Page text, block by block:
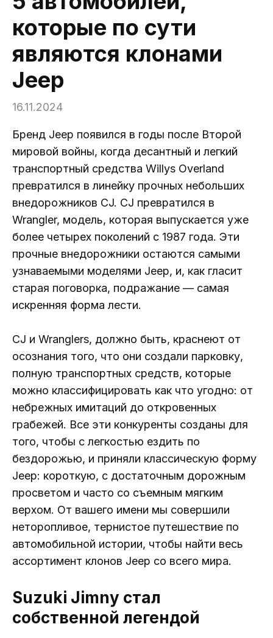
которые по сути
являются клонами
Jeep
16.11.2024
Бренд Jeep появился в годы после Второй
мировой войны, когда десантный и легкий
транспортный средства Willys Overland
превратился в линейку прочных небольших
внедорожников CJ. CJ превратился в
Wrangler, модель, которая выпускается уже
более четырех поколений с 1987 года. Эти
прочные внедорожники остаются самыми
узнаваемыми моделями Jeep, и, как гласит
старая поговорка, подражание — самая
искренняя форма лести.
CJ и Wranglers, должно быть, краснеют от
осознания того, что они создали парковку,
полную транспортных средств, которые
можно классифицировать как что угодно: от
небрежных имитаций до откровенных
грабежей. Все эти конкуренты созданы для
того, чтобы с легкостью ездить по
бездорожью, и приняли классическую форму
Jeep: короткую, с достаточным дорожным
просветом и часто со съемным мягким
верхом. От вашего имени мы совершили
неторопливое, тернистое путешествие по
автомобильной истории, чтобы найти весь
ассортимент клонов Jeep со всего мира.
Suzuki Jimny стал
собственной легендой